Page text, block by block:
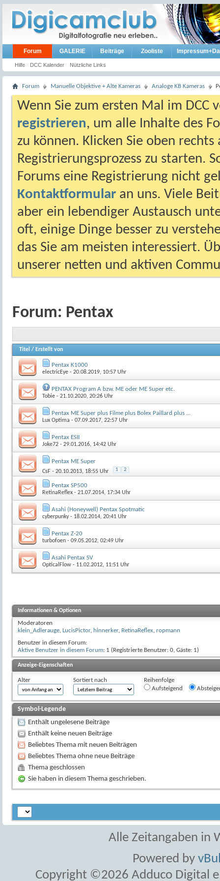
Forum
Hilfe DCC Kalender Nützliche Links
GALERIE Beiträge Zooliste
Forum Manuelle Objektive + Alte Kameras Analoge KB Kameras
Wenn Sie zum ersten Mal im DCC
registrieren, um alle Inhalte des
zu können. Klicken Sie oben
Registrierungsprozess zu starten.
Forums eine Registrierung nicht
Kontaktformular an uns. Viele
aber ein lebendiger Austausch
oft, einige Dinge besser zu
das Sie am meisten interessiert.
unserer netten und aktiven
Forum: Pentax
Titel / Erstellt von
Pentax K1000
electricEye - 20.08.2019, 10:57 Uhr
PENTAX Program A bzw. ME oder ME Super etc.
Tobie - 21.10.2020, 20:26 Uhr
Pentax ME Super plus Filme plus Bolex Paillard plus ...
Lux Optima - 07.09.2017, 22:57 Uhr
Pentax ESII
Joke72 - 29.01.2016, 14:42 Uhr
Pentax ME Super
CsF - 20.10.2013, 18:55 Uhr 1 2
Pentax SP500
RetinaReflex - 21.07.2014, 17:34 Uhr
Asahi (Honeywell) Pentax Spotmatic
cyberpunky- 18.02.2014, 20:41 Uhr
Pentax Z-20
turbofoen - 09.05.2012, 02:49 Uhr
Asahi Pentax SV
OpticalFlow - 11.02.2012, 11:51 Uhr
Informationen & Optionen
Moderatoren
klein_Adlerauge, LucisPictor, hinnerker, RetinaReflex, ropmann
Benutzer in diesem Forum:
Aktive Benutzer in diesem Forum: 1 (Registrierte Benutzer: 0, Gäste: 1)
Anzeige-Eigenschaften
Alter Sortiert nach
Reihenfolge
Aufsteigend
Symbol-Legende
Enthält ungelesene Beiträge
Enthält keine neuen Beiträge
Beliebtes Thema mit neuen Beiträgen
Beliebtes Thema ohne neue Beiträge
Thema geschlossen
Sie haben in diesem Thema geschrieben.
Alle Zeitangaben in
Powered by
Copyright ©2026 Adduco Digital